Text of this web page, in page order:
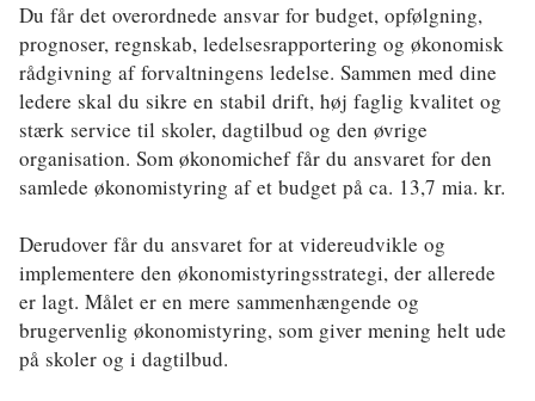
Forskning
Forsvar og Beredskab
Fødevarer
Hovedstaden
Klima
Kommunal
Kultur
Du får det overordnede ansvar for budget, opfølgning,
prognoser, regnskab, ledelsesrapportering og økonomisk
rådgivning af forvaltningens ledelse. Sammen med dine
ledere skal du sikre en stabil drift, høj faglig kvalitet og
stærk service til skoler, dagtilbud og den øvrige
organisation. Som økonomichef får du ansvaret for den
samlede økonomistyring af et budget på ca. 13,7 mia. kr.
Derudover får du ansvaret for at videreudvikle og
implementere den økonomistyringsstrategi, der allerede
er lagt. Målet er en mere sammenhængende og
brugervenlig økonomistyring, som giver mening helt ude
på skoler og i dagtilbud.